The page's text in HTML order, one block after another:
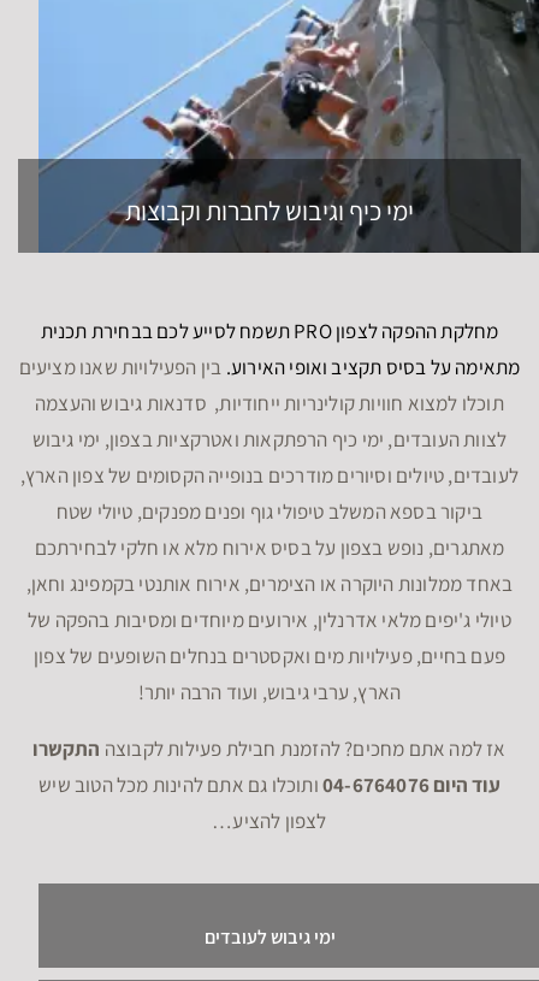
ימי כיף וגיבוש לחברות וקבוצות
מחלקת ההפקה לצפון PRO תשמח לסייע לכם בבחירת תכנית
מתאימה על בסיס תקציב ואופי האירוע. בין הפעילויות שאנו מציעים
תוכלו למצוא חוויות קולינריות ייחודיות, סדנאות גיבוש והעצמה
לצוות העובדים, ימי כיף הרפתקאות ואטרקציות בצפון, ימי גיבוש
לעובדים, טיולים וסיורים מודרכים בנופייה הקסומים של צפון הארץ,
ביקור בספא המשלב טיפולי גוף ופנים מפנקים, טיולי שטח
מאתגרים, נופש בצפון על בסיס אירוח מלא או חלקי לבחירתכם
באחד ממלונות היוקרה או הצימרים, אירוח אותנטי בקמפינג וחאן,
טיולי ג'יפים מלאי אדרנלין, אירועים מיוחדים ומסיבות בהפקה של
פעם בחיים, פעילויות מים ואקסטרים בנחלים השופעים של צפון
הארץ, ערבי גיבוש, ועוד הרבה יותר!
אז למה אתם מחכים? להזמנת חבילת פעילות לקבוצה התקשרו
עוד היום 04-6764076
ותוכלו גם אתם להינות מכל הטוב שיש
לצפון להציע…
ימי גיבוש לעובדים